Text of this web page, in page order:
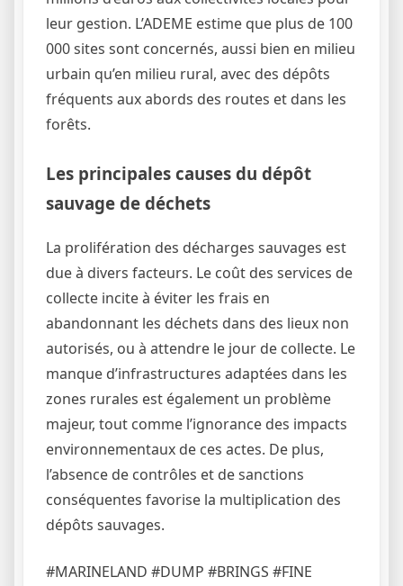
leur gestion. L’ADEME estime que plus de 100
000 sites sont concernés, aussi bien en milieu
urbain qu’en milieu rural, avec des dépôts
fréquents aux abords des routes et dans les
forêts.
Les principales causes du dépôt
sauvage de déchets
La prolifération des décharges sauvages est
due à divers facteurs. Le coût des services de
collecte incite à éviter les frais en
abandonnant les déchets dans des lieux non
autorisés, ou à attendre le jour de collecte. Le
manque d’infrastructures adaptées dans les
zones rurales est également un problème
majeur, tout comme l’ignorance des impacts
environnementaux de ces actes. De plus,
l’absence de contrôles et de sanctions
conséquentes favorise la multiplication des
dépôts sauvages.
#MARINELAND #DUMP #BRINGS #FINE